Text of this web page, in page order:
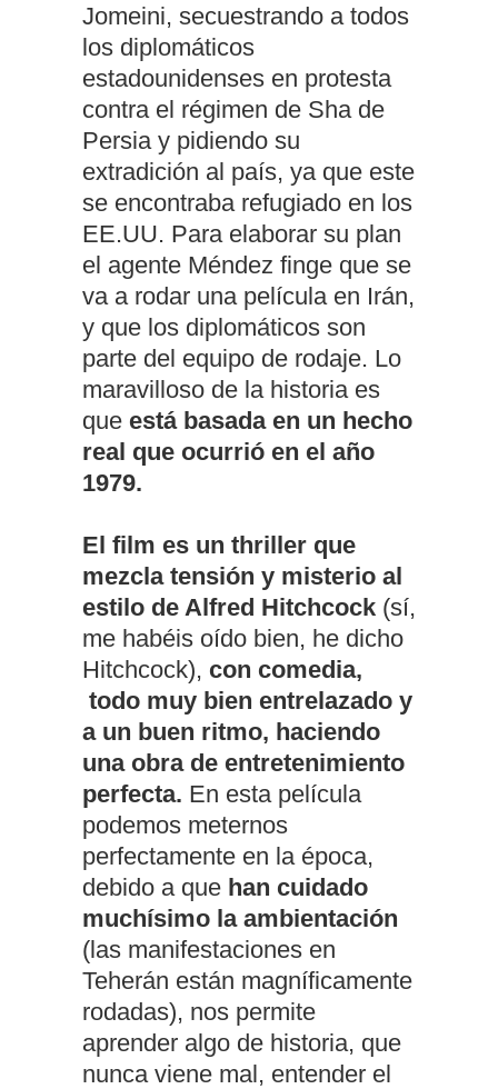
Jomeini, secuestrando a todos
los diplomáticos
estadounidenses en protesta
contra el régimen de Sha de
Persia y pidiendo su
extradición al país, ya que este
se encontraba refugiado en los
EE.UU. Para elaborar su plan
el agente Méndez finge que se
va a rodar una película en Irán,
y que los diplomáticos son
parte del equipo de rodaje. Lo
maravilloso de la historia es
que está basada en un hecho
real que ocurrió en el año
1979.
El film es un thriller que
mezcla tensión y misterio al
estilo de Alfred Hitchcock (sí,
me habéis oído bien, he dicho
Hitchcock), con comedia,
todo muy bien entrelazado y
a un buen ritmo, haciendo
una obra de entretenimiento
perfecta. En esta película
podemos meternos
perfectamente en la época,
debido a que han cuidado
muchísimo la ambientación
(las manifestaciones en
Teherán están magníficamente
rodadas), nos permite
aprender algo de historia, que
nunca viene mal, entender el